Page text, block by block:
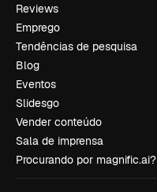
Reviews
Emprego
Tendências de pesquisa
Blog
Eventos
Slidesgo
Vender conteúdo
Sala de imprensa
Procurando por magnific.ai?